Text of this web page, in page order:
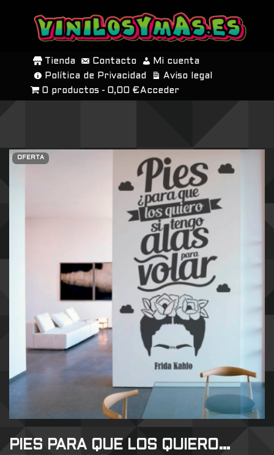
SALTAR
CONTENIDO
Tienda Contacto
Mi cuenta
Política de Privacidad
Aviso legal
0 productos
0,00 € Acceder
OFERTA
PIES PARA QUE LOS QUIERO…